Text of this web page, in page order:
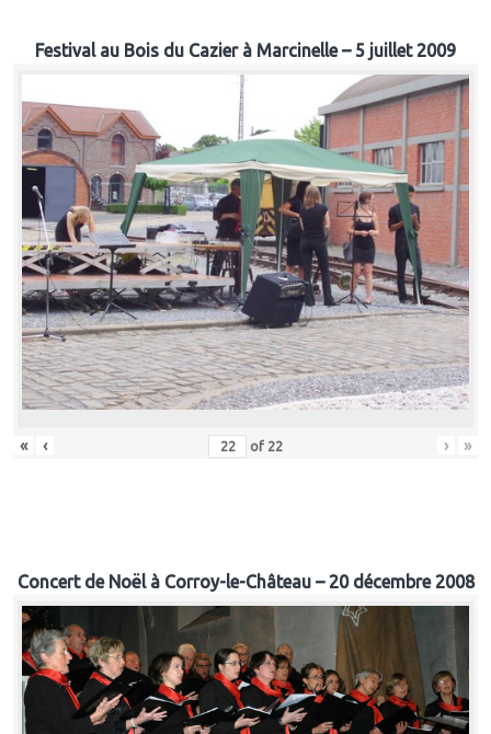
Festival au Bois du Cazier à Marcinelle – 5 juillet 2009
« ‹ of 22 › »
Concert de Noël à Corroy-le-Château – 20 décembre 2008